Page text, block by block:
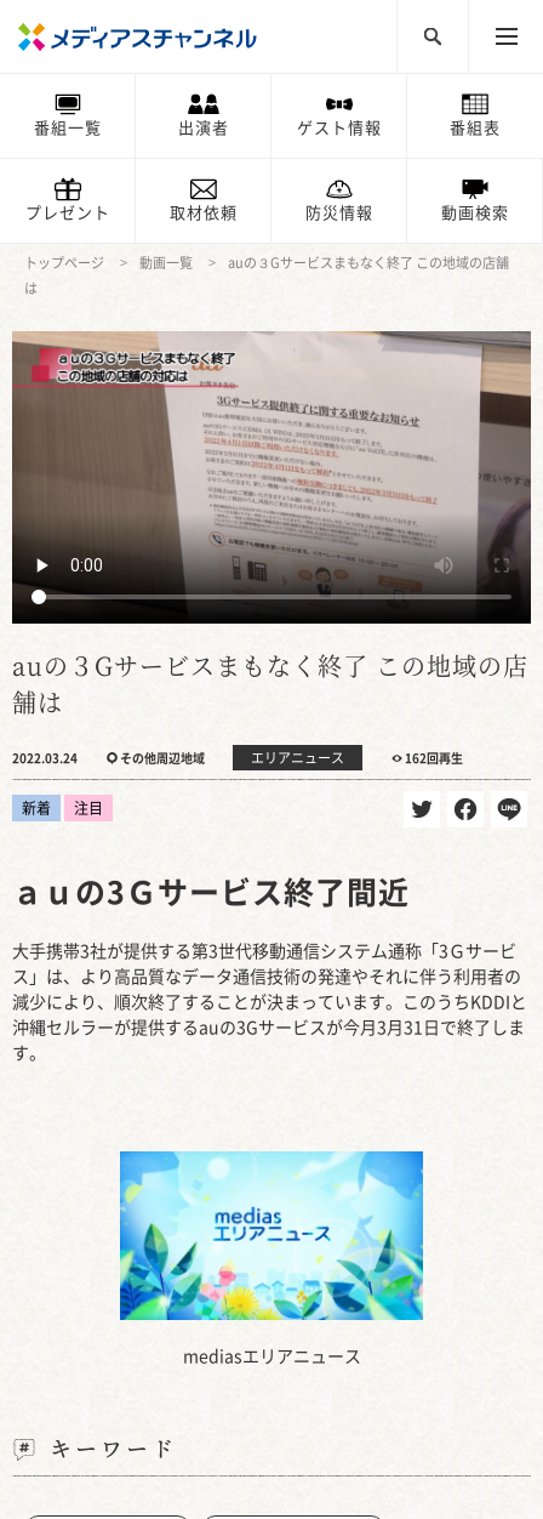
番組一覧 出演者 ゲスト情報 番組表
プレゼント 取材依頼 防災情報 動画検索
トップページ 動画一覧
auの３Gサービスまもなく終了 この地域の店舗
は
auの３Gサービスまもなく終了 この地域の店
舗は
2022.03.24 その他周辺地域 エリアニュース 162回再生
新着 注目
mediasエリアニュース
ａｕの3Ｇサービス終了間近
大手携帯3社が提供する第3世代移動通信システム通称「3Ｇサービ
ス」は、より高品質なデータ通信技術の発達やそれに伴う利用者の
減少により、順次終了することが決まっています。このうちKDDIと
沖縄セルラーが提供するauの3Gサービスが今月3月31日で終了しま
す。
キーワード